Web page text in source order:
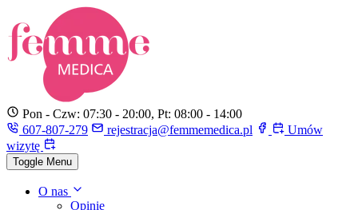
Pon - Czw: 07:30 - 20:00, Pt: 08:00 - 14:00
607-807-279
rejestracja@femmemedica.pl
Umów
wizytę
Toggle Menu
O nas
Opinie